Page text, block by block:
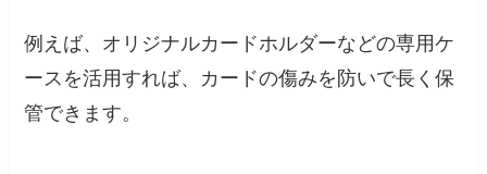
例えば、オリジナルカードホルダーなどの専用ケ
ースを活用すれば、カードの傷みを防いで長く保
管できます。